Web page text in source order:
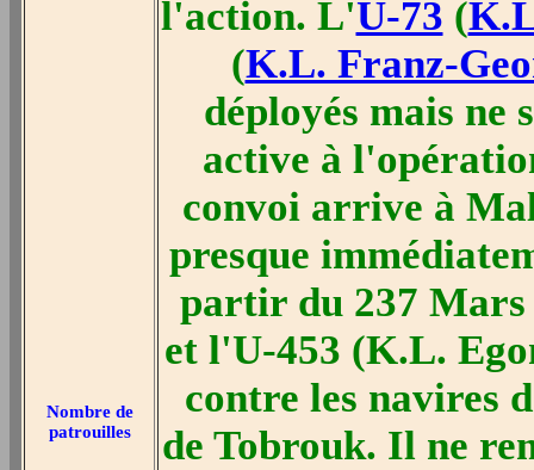
Nombre de
patrouilles
l'action. L'U-73 (
(K.L. Franz-
déployés mais ne
active à
convoi arrive à
presque
partir du 237 Mars
et l'U-453 (K.L.
contre les navires
de Tobrouk. Il ne